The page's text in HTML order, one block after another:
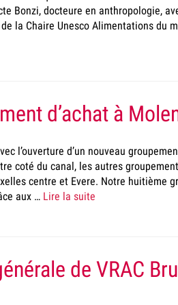
Bonzi, docteure en anthropologie,
la Chaire Unesco Alimentations du
d’achat à
l’ouverture d’un nouveau
coté du canal, les autres
centre et Evere. Notre huitième
aux … Lire la suite
de VRAC